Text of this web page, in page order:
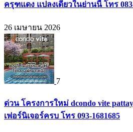
ครุฑแดง แปลงเดียวในย่านนี้ โทร
26 เมษายน 2026
7
ด่วน โครงการใหม่ dcondo vite
เฟอร์นิเจอร์ครบ โทร 093-1681685